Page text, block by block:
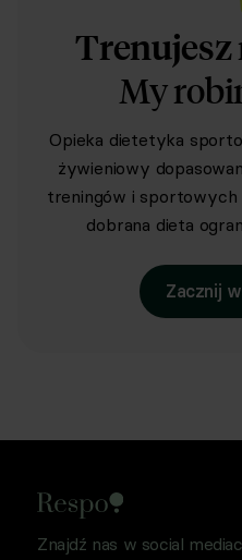
Trenujesz
My
Opieka dietetyka
żywieniowy
treningów i sportowych
dobrana dieta
Zacznij
Znajdź nas w social